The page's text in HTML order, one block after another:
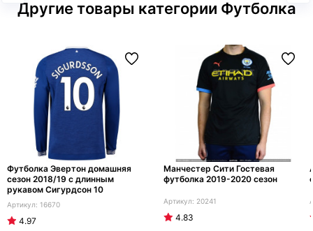
Другие товары категории Футболка
Футболка Эвертон домашняя
сезон 2018/19 с длинным
рукавом Сигурдсон 10
16670
4.97
Манчестер Сити Гостевая
футболка 2019-2020 сезон
20241
4.83